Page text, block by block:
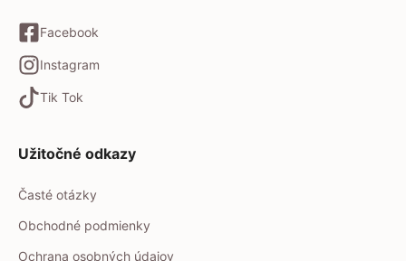
Facebook
Instagram
Tik Tok
Užitočné odkazy
Časté otázky
Obchodné podmienky
Ochrana osobných údajov